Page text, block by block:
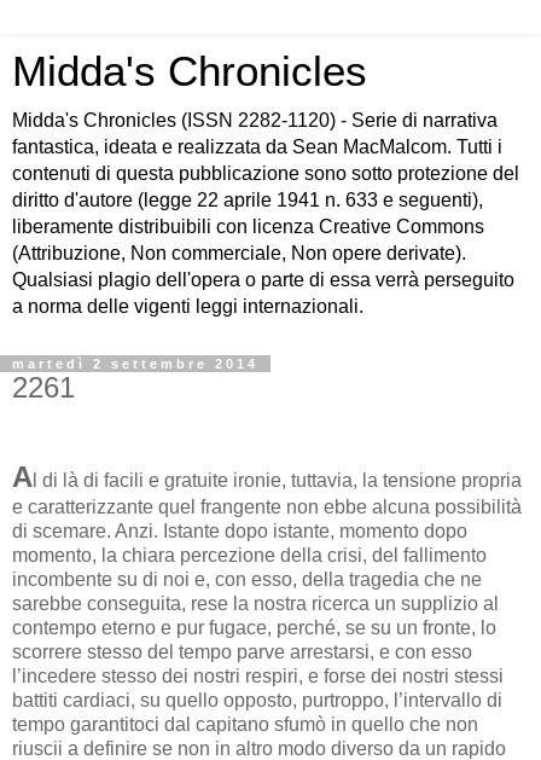
Midda's Chronicles
Midda's Chronicles (ISSN 2282-1120) - Serie di narrativa
fantastica, ideata e realizzata da Sean MacMalcom. Tutti i
contenuti di questa pubblicazione sono sotto protezione del
diritto d'autore (legge 22 aprile 1941 n. 633 e seguenti),
liberamente distribuibili con licenza Creative Commons
(Attribuzione, Non commerciale, Non opere derivate).
Qualsiasi plagio dell'opera o parte di essa verrà perseguito
a norma delle vigenti leggi internazionali.
martedì 2 settembre 2014
2261
A l di là di facili e gratuite ironie, tuttavia, la tensione propria
e caratterizzante quel frangente non ebbe alcuna possibilità
di scemare. Anzi. Istante dopo istante, momento dopo
momento, la chiara percezione della crisi, del fallimento
incombente su di noi e, con esso, della tragedia che ne
sarebbe conseguita, rese la nostra ricerca un supplizio al
contempo eterno e pur fugace, perché, se su un fronte, lo
scorrere stesso del tempo parve arrestarsi, e con esso
l’incedere stesso dei nostri respiri, e forse dei nostri stessi
battiti cardiaci, su quello opposto, purtroppo, l’intervallo di
tempo garantitoci dal capitano sfumò in quello che non
riuscii a definire se non in altro modo diverso da un rapido